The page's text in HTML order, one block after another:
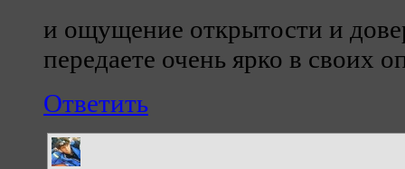
и ощущение открытости и
передаете очень ярко в своих
Ответить